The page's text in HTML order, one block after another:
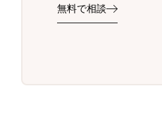
無料で相談